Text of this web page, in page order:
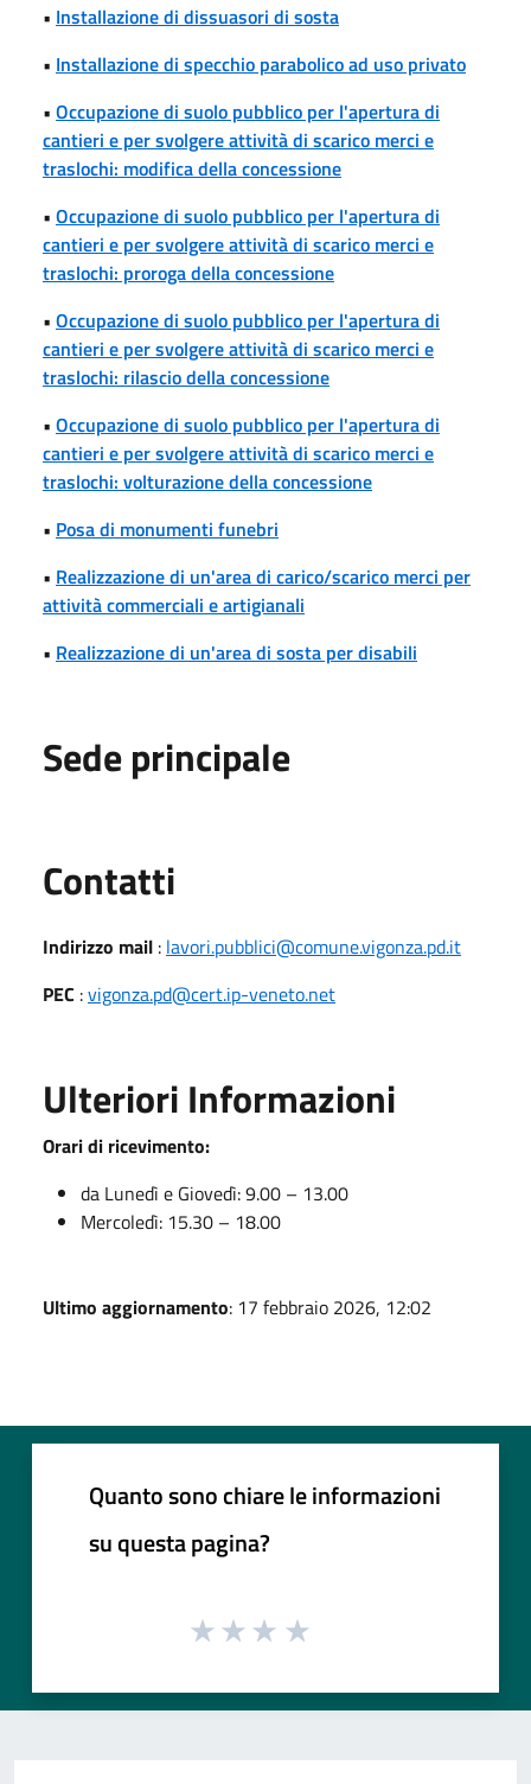
• Installazione di dissuasori di sosta
• Installazione di specchio parabolico ad uso privato
• Occupazione di suolo pubblico per l'apertura di
cantieri e per svolgere attività di scarico merci e
traslochi: modifica della concessione
• Occupazione di suolo pubblico per l'apertura di
cantieri e per svolgere attività di scarico merci e
traslochi: proroga della concessione
• Occupazione di suolo pubblico per l'apertura di
cantieri e per svolgere attività di scarico merci e
traslochi: rilascio della concessione
• Occupazione di suolo pubblico per l'apertura di
cantieri e per svolgere attività di scarico merci e
traslochi: volturazione della concessione
• Posa di monumenti funebri
• Realizzazione di un'area di carico/scarico merci per
attività commerciali e artigianali
• Realizzazione di un'area di sosta per disabili
Sede principale
Contatti
Indirizzo mail : lavori.pubblici@comune.vigonza.pd.it
PEC :vigonza.pd@cert.ip-veneto.net
Ulteriori Informazioni
Orari di ricevimento:
da Lunedì e Giovedì: 9.00 – 13.00
Mercoledì: 15.30 – 18.00
Ultimo aggiornamento: 17 febbraio 2026, 12:02
Quanto sono chiare le informazioni
su questa pagina?